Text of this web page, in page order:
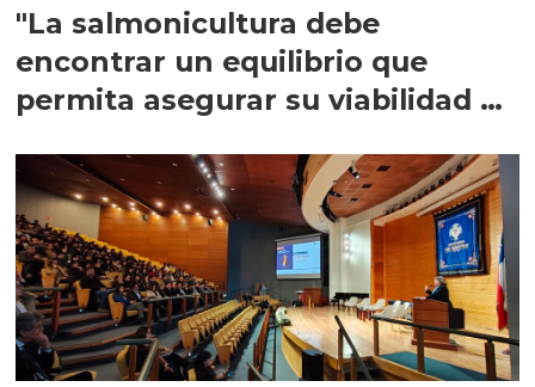
"La salmonicultura debe
encontrar un equilibrio que
permita asegurar su viabilidad de